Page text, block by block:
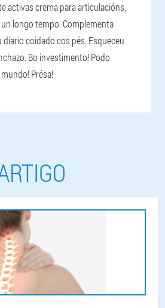
activas crema para articulacións,
longo tempo. Complementa
coidado cos pés. Esqueceu
Bo investimento! Podo
Présa!